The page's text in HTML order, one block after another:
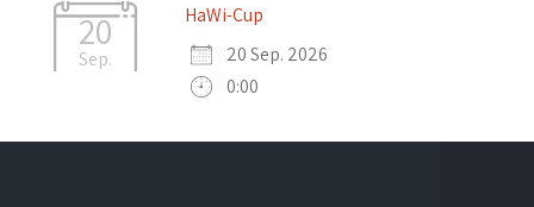
20
Sep.
HaWi-Cup
20 Sep. 2026
0:00